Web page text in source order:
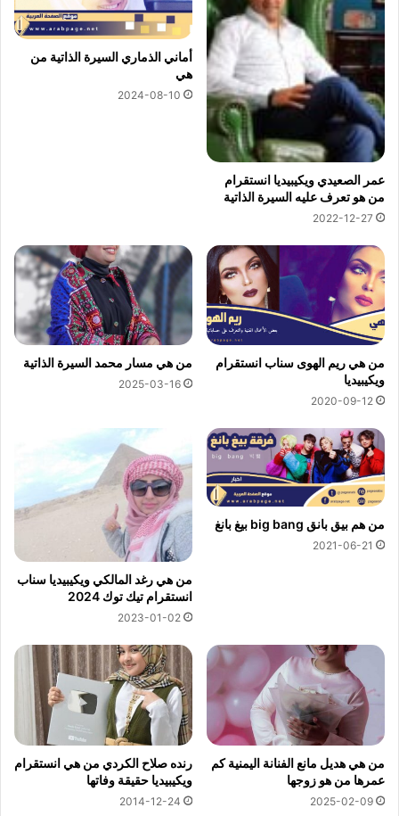
عمر الصعيدي ويكيبيديا انستقرام
من هو تعرف عليه السيرة الذاتية
2022-12-27
أماني الذماري السيرة الذاتية من
هي
2024-08-10
من هي ريم الهوى سناب انستقرام
ويكيبيديا
2020-09-12
من هي مسار محمد السيرة الذاتية
2025-03-16
من هم بيق بانق big bang بيغ بانغ
2021-06-21
من هي رغد المالكي ويكيبيديا سناب
انستقرام تيك توك 2024
2023-01-02
من هي هديل مانع الفنانة اليمنية كم
عمرها من هو زوجها
2025-02-09
رنده صلاح الكردي من هي انستقرام
ويكيبيديا حقيقة وفاتها
2014-12-24